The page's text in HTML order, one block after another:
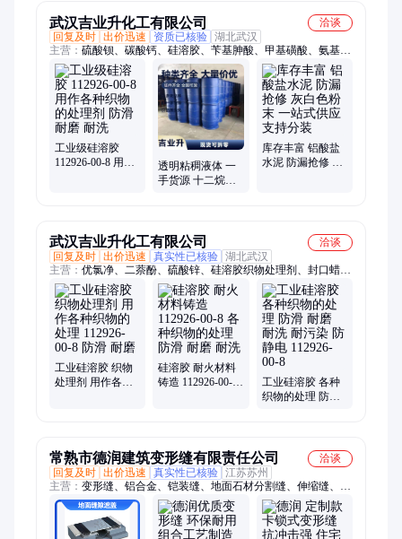
武汉吉业升化工有限公司
洽谈
回复及时 出价迅速 资质已核验 湖北武汉
主营： 硫酸钡、碳酸钙、硅溶胶、苄基胂酸、甲基磺酸、氨基磺
酸、正硅酸乙酯、多聚甲醛
工业级硅溶胶
112926-00-8 用作
透明粘稠液体 一
手货源 十二烷基
库存丰富 铝酸盐
水泥 防漏抢修 灰
武汉吉业升化工有限公司
洽谈
回复及时 出价迅速 真实性已核验 湖北武汉
主营： 优氯净、二萘酚、硫酸锌、硅溶胶织物处理剂、封口蜡、
甘露醇、水杨酸、硫酸锰、防染盐、正辛烷、牛磺酸、白僵菌、
冰醋酸、铵明矾、肉桂醇、碳酸镁、肉桂醛、磷酸铝、戊二醛、
沸石粉、硫化钠、硫化钡、硫化钙、氯化锌、黄原胶、磺酸钙
工业硅溶胶 织物
处理剂 用作各种
硅溶胶 耐火材料
铸造 112926-00-8
工业硅溶胶 各种
织物的处理 防滑
常熟市德润建筑变形缝有限责任公司
洽谈
回复及时 出价迅速 真实性已核验 江苏苏州
主营： 变形缝、铝合金、铠装缝、地面石材分割缝、伸缩缝、分
割条、铠甲缝、镀锌钢板、物流地坪施工缝